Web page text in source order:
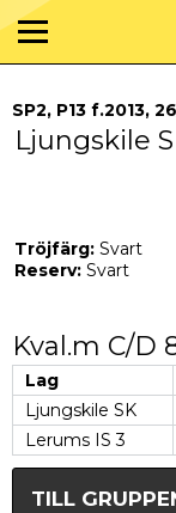
SP2, P13 f.2013,
Ljungskile
Tröjfärg: Svart
Reserv: Svart
Kval.m C/D
Lag
Ljungskile SK
Lerums IS 3
TILL